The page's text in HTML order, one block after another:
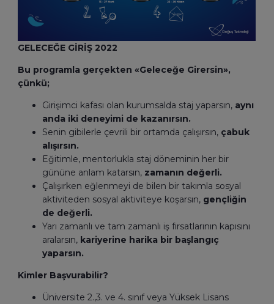
GELECEĞE GİRİŞ 2022
Bu programla gerçekten «Geleceğe Girersin»,
çünkü;
Girişimci kafası olan kurumsalda staj yaparsın, aynı
anda iki deneyimi de kazanırsın.
Senin gibilerle çevrili bir ortamda çalışırsın, çabuk
alışırsın.
Eğitimle, mentorlukla staj döneminin her bir
gününe anlam katarsın, zamanın değerli.
Çalışırken eğlenmeyi de bilen bir takımla sosyal
aktiviteden sosyal aktiviteye koşarsın, gençliğin
de değerli.
Yarı zamanlı ve tam zamanlı iş fırsatlarının kapısını
aralarsın, kariyerine harika bir başlangıç
yaparsın.
Kimler Başvurabilir?
Üniversite 2.,3. ve 4. sınıf veya Yüksek Lisans